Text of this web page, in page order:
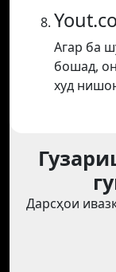
Агар ба
бошад,
худ
Дарсҳои